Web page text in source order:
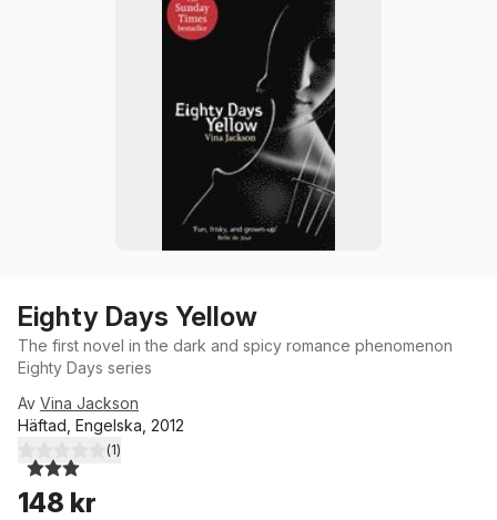
Eighty Days Yellow
The first novel in the dark and spicy romance phenomenon
Eighty Days series
Av Vina Jackson
Häftad, Engelska, 2012
3,0utav 5 stjärnor. Totalt antal röster:
(1)
148 kr